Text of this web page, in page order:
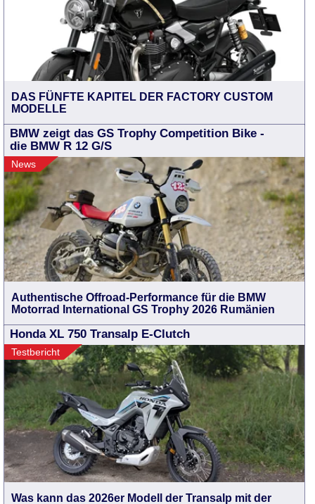
DAS FÜNFTE KAPITEL DER FACTORY CUSTOM
MODELLE
BMW zeigt das GS Trophy Competition Bike -
die BMW R 12 G/S
News
Authentische Offroad-Performance für die BMW
Motorrad International GS Trophy 2026 Rumänien
Honda XL 750 Transalp E-Clutch
Testbericht
Was kann das 2026er Modell der Transalp mit der